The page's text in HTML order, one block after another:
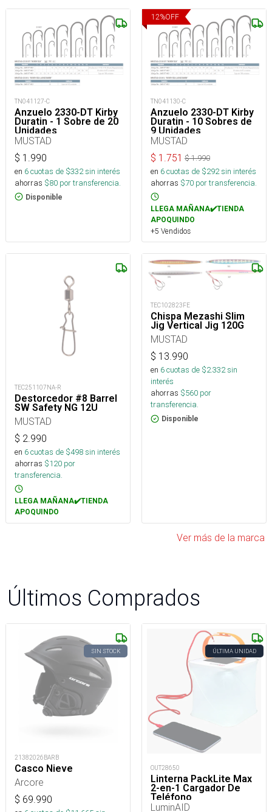
TN041127-C
Anzuelo 2330-DT Kirby
Duratin - 1 Sobre de 20
Unidades
MUSTAD
$ 1.990
en 6cuotas de $332sin interés
ahorras $80 por transferencia.
Disponible
12%OFF
TN041130-C
Anzuelo 2330-DT Kirby
Duratin - 10 Sobres de
9 Unidades
MUSTAD
$ 1.751 $1.990
en 6cuotas de $292sin interés
ahorras $70 por transferencia.
LLEGA MAÑANA✔️TIENDA
APOQUINDO
+5 Vendidos
TEC251107NA-R
Destorcedor #8 Barrel
SW Safety NG 12U
MUSTAD
$ 2.990
en 6cuotas de $498sin interés
ahorras $120 por
transferencia.
LLEGA MAÑANA✔️TIENDA
APOQUINDO
TEC102823FE
Chispa Mezashi Slim
Jig Vertical Jig 120G
MUSTAD
$ 13.990
en 6cuotas de $2.332sin
interés
ahorras $560 por
transferencia.
Disponible
Ver más de la marca
Últimos Comprados
SIN STOCK
21382026BARB
Casco Nieve
Arcore
$ 69.990
ÚLTIMA UNIDAD
OUT28650
Linterna PackLite Max
2-en-1 Cargador De
Teléfono
LuminAID